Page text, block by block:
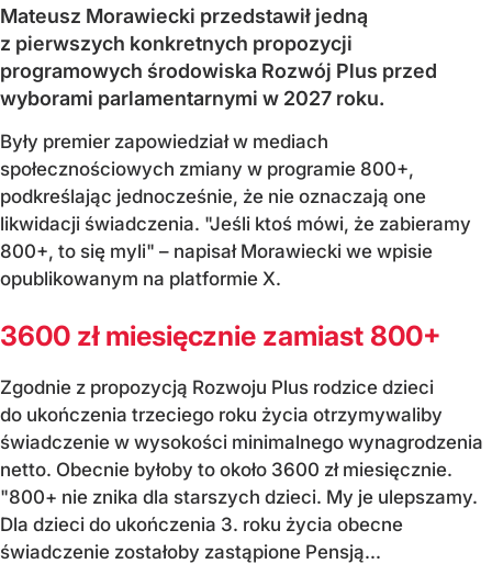
Mateusz Morawiecki przedstawił jedną
z pierwszych konkretnych propozycji
programowych środowiska Rozwój Plus przed
wyborami parlamentarnymi w 2027 roku.
Były premier zapowiedział w mediach
społecznościowych zmiany w programie 800+,
podkreślając jednocześnie, że nie oznaczają one
likwidacji świadczenia. "Jeśli ktoś mówi, że zabieramy
800+, to się myli" – napisał Morawiecki we wpisie
opublikowanym na platformie X.
3600 zł miesięcznie zamiast 800+
Zgodnie z propozycją Rozwoju Plus rodzice dzieci
do ukończenia trzeciego roku życia otrzymywaliby
świadczenie w wysokości minimalnego wynagrodzenia
netto. Obecnie byłoby to około 3600 zł miesięcznie.
"800+ nie znika dla starszych dzieci. My je ulepszamy.
Dla dzieci do ukończenia 3. roku życia obecne
świadczenie zostałoby zastąpione Pensją...